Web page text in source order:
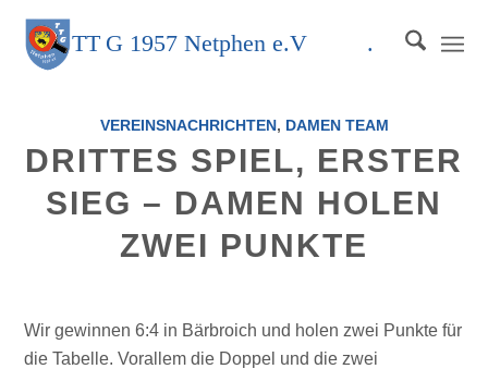
TT G 1957 Netphen e.V .
VEREINSNACHRICHTEN, DAMEN TEAM
DRITTES SPIEL, ERSTER
SIEG – DAMEN HOLEN
ZWEI PUNKTE
Wir gewinnen 6:4 in Bärbroich und holen zwei Punkte für
die Tabelle. Vorallem die Doppel und die zwei